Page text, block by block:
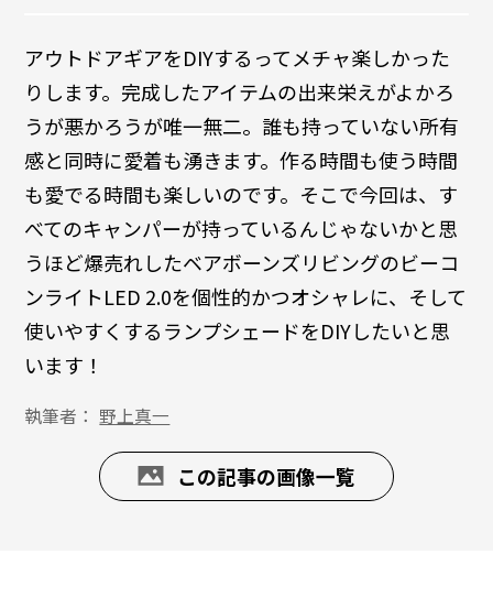
アウトドアギアをDIYするってメチャ楽しかった
りします。完成したアイテムの出来栄えがよかろ
うが悪かろうが唯一無二。誰も持っていない所有
感と同時に愛着も湧きます。作る時間も使う時間
も愛でる時間も楽しいのです。そこで今回は、す
べてのキャンパーが持っているんじゃないかと思
うほど爆売れしたベアボーンズリビングのビーコ
ンライトLED 2.0を個性的かつオシャレに、そして
使いやすくするランプシェードをDIYしたいと思
います！
執筆者：野上真一
この記事の画像一覧